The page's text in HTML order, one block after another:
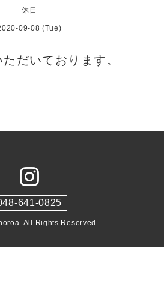
休日
09-08 (Tue)
だいております。
641-0825
. All Rights Reserved.